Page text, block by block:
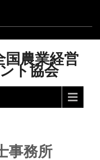
国農業経営
ト協会
事務所